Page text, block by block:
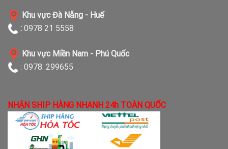
Khu vực Đà Nẵng - Huế
: 0978 21 5558
Khu vực Miền Nam - Phú Quốc
: 0978. 299655
NHẬN SHIP HÀNG NHANH 24h TOÀN QUỐC